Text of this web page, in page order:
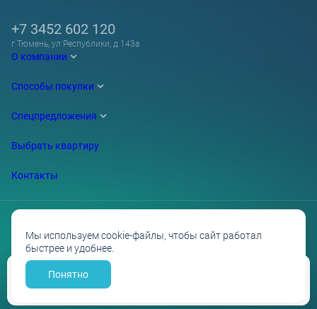
О компании
Способы покупки
Спецпредложения
Выбрать квартиру
Контакты
+7 3452 602 120
г Тюмень, ул Республики, д 143а
Проектные декларации на сайте наш.дом.рф
Политика обработки персональных данных
Мы используем cookie-файлы, чтобы сайт работал
быстрее и удобнее.
Понятно